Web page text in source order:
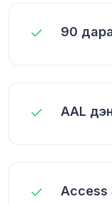
90
AAL
Access